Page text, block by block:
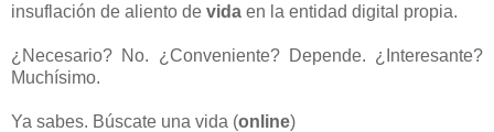
insuflación de aliento de vida en la entidad digital propia.
¿Necesario? No. ¿Conveniente? Depende. ¿Interesante?
Muchísimo.
Ya sabes. Búscate una vida (online)